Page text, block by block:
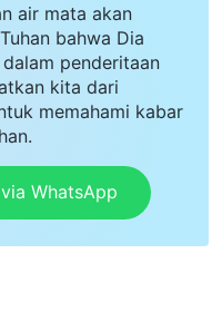
air mata akan
bahwa Dia
penderitaan
kita dari
memahami kabar
WhatsApp